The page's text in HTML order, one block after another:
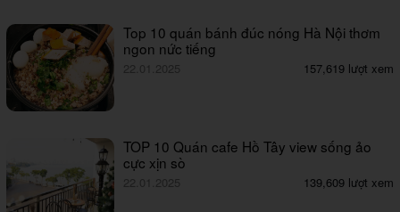
Top 10 quán bánh đúc nóng Hà Nội thơm
ngon nức tiếng
22.01.2025 157,619 lượt xem
TOP 10 Quán cafe Hồ Tây view sống ảo
cực xịn sò
22.01.2025 139,609 lượt xem